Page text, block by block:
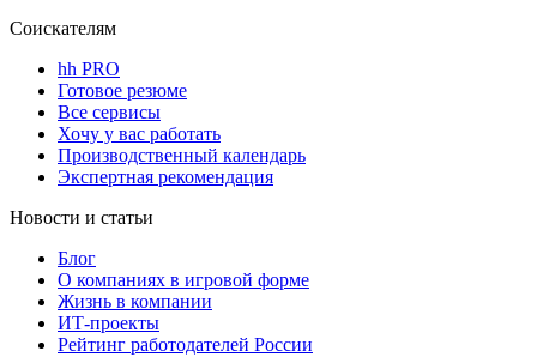
Соискателям
hh PRO
Готовое резюме
Все сервисы
Хочу у вас работать
Производственный календарь
Экспертная рекомендация
Новости и статьи
Блог
О компаниях в игровой форме
Жизнь в компании
ИТ-проекты
Рейтинг работодателей России